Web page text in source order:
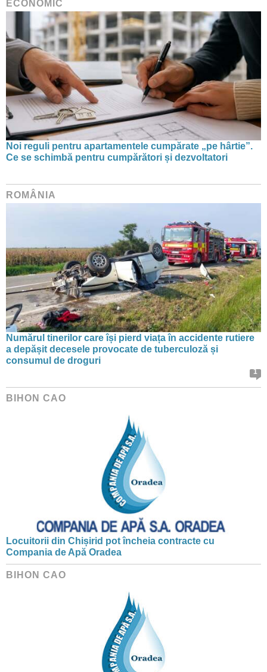
ECONOMIC
Noi reguli pentru apartamentele cumpărate „pe hârtie”.
Ce se schimbă pentru cumpărători și dezvoltatori
ROMÂNIA
Numărul tinerilor care își pierd viața în accidente rutiere
a depășit decesele provocate de tuberculoză și
consumul de droguri
1
BIHON CAO
Locuitorii din Chișirid pot încheia contracte cu
Compania de Apă Oradea
BIHON CAO